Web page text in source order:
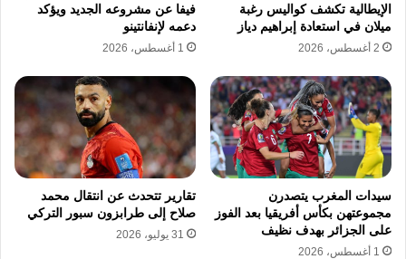
الإيطالية تكشف كواليس رغبة
ميلان في استعادة إبراهيم دياز
2 أغسطس، 2026
فيفا عن مشروعه الجديد ويؤكد
دعمه لإنفانتينو
1 أغسطس، 2026
سيدات المغرب يتصدرن
مجموعتهن بكأس أفريقيا بعد الفوز
على الجزائر بهدف نظيف
1 أغسطس، 2026
تقارير تتحدث عن انتقال محمد
صلاح إلى طرابزون سبور التركي
31 يوليو، 2026